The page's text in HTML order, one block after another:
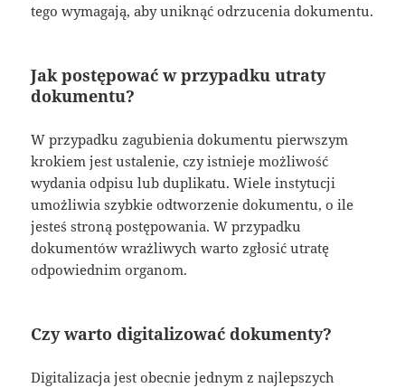
tego wymagają, aby uniknąć odrzucenia dokumentu.
Jak postępować w przypadku utraty
dokumentu?
W przypadku zagubienia dokumentu pierwszym
krokiem jest ustalenie, czy istnieje możliwość
wydania odpisu lub duplikatu. Wiele instytucji
umożliwia szybkie odtworzenie dokumentu, o ile
jesteś stroną postępowania. W przypadku
dokumentów wrażliwych warto zgłosić utratę
odpowiednim organom.
Czy warto digitalizować dokumenty?
Digitalizacja jest obecnie jednym z najlepszych